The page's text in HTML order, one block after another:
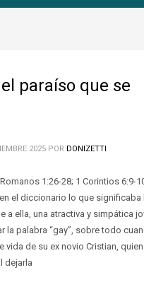
paraíso que se
2025 POR DONIZETTI
1:26-28; 1 Corintios 6:9-
el diccionario lo que significaba
a ella, una atractiva y simpática
la palabra “gay”, sobre todo
vida de su ex novio Cristian,
dejarla